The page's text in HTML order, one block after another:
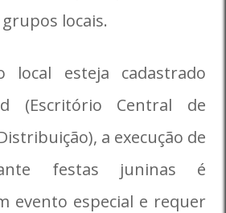
locais.
local esteja cadastrado
(Escritório Central de
a execução de
festas juninas é
evento especial e requer